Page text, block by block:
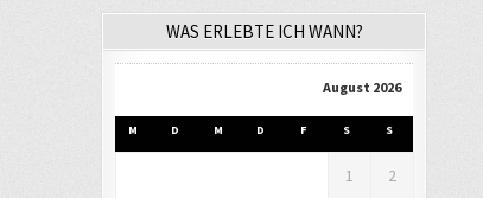
WAS ERLEBTE ICH WANN?
August 2026
M D M D F S S
1 2